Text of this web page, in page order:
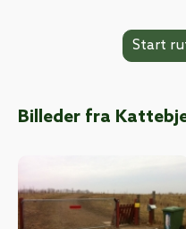
Billeder fra